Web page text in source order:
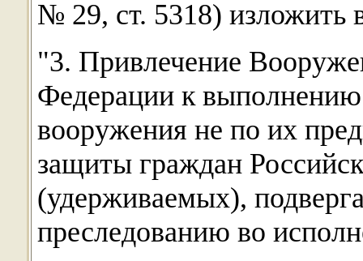
№ 29, ст. 5318) изложить
"3. Привлечение
Федерации к выполнению
вооружения не по их
защиты граждан
(удерживаемых),
преследованию во